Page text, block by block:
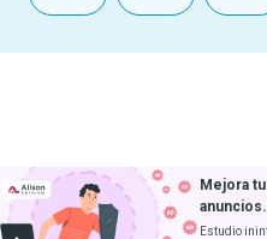
Mejora
anuncios.
Estudio